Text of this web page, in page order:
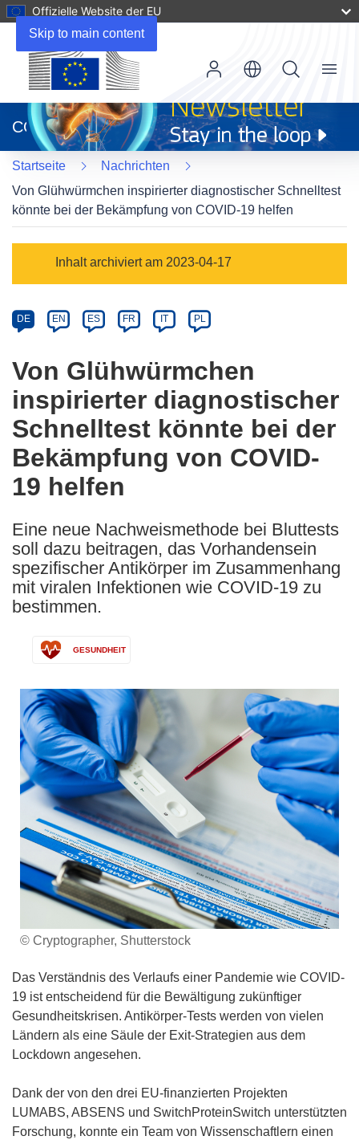
Skip to main content
Offizielle Website der EU
neuem
Fenster)
CORDIS
Menu
Startseite
Nachrichten
Von Glühwürmchen inspirierter diagnostischer Schnelltest
könnte bei der Bekämpfung von COVID-19 helfen
Category
Inhalt archiviert am 2023-04-17
Article
available
the
following
languages:
DE EN ES FR IT PL
Von Glühwürmchen
inspirierter diagnostischer
Schnelltest könnte bei der
Bekämpfung von COVID-
19 helfen
Eine neue Nachweismethode bei Bluttests
soll dazu beitragen, das Vorhandensein
spezifischer Antikörper im Zusammenhang
mit viralen Infektionen wie COVID-19 zu
bestimmen.
GESUNDHEIT
© Cryptographer, Shutterstock
Das Verständnis des Verlaufs einer Pandemie wie COVID-
19 ist entscheidend für die Bewältigung zukünftiger
Gesundheitskrisen. Antikörper-Tests werden von vielen
Ländern als eine Säule der Exit-Strategien aus dem
Lockdown angesehen.
Dank der von den drei EU-finanzierten Projekten
LUMABS, ABSENS und SwitchProteinSwitch unterstützten
Forschung, konnte ein Team von Wissenschaftlern einen